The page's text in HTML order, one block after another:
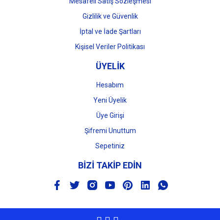
Gizlilik ve Güvenlik
İptal ve İade Şartları
Kişisel Veriler Politikası
ÜYELİK
Hesabım
Yeni Üyelik
Üye Girişi
Şifremi Unuttum
Sepetiniz
BİZİ TAKİP EDİN